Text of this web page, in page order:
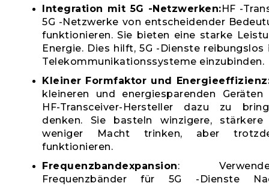
Integration mit 5G -Netzwerken:HF -
5G -Netzwerke von entscheidender
funktionieren. Sie bieten eine starke
Energie. Dies hilft, 5G -Dienste
Telekommunikationssysteme einzubinden.
Kleiner Formfaktor und
kleineren und energiesparenden
HF-Transceiver-Hersteller dazu zu
denken. Sie basteln winzigere, stärkere
weniger Macht trinken, aber
funktionieren.
Frequenzbandexpansion:
Frequenzbänder für 5G -Dienste